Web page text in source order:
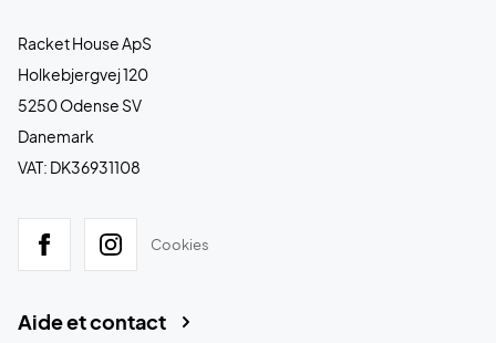
Racket House ApS
Holkebjergvej 120
5250 Odense SV
Danemark
VAT: DK36931108
Cookies
Aide et contact